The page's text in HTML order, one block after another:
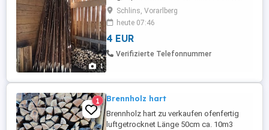
1
Schlins, Vorarlberg
heute 07:46
4 EUR
Verifizierte Telefonnummer
1 Brennholz hart
Brennholz hart zu verkaufen ofenfertig
luftgetrocknet Länge 50cm ca. 10m3